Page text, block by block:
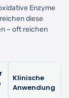
Enzyme
diese
– oft reichen
Klinische
Anwendung